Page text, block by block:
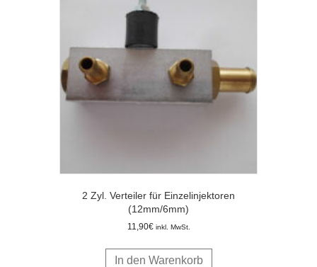
2 Zyl. Verteiler für Einzelinjektoren
(12mm/6mm)
11,90€ inkl. MwSt.
In den Warenkorb